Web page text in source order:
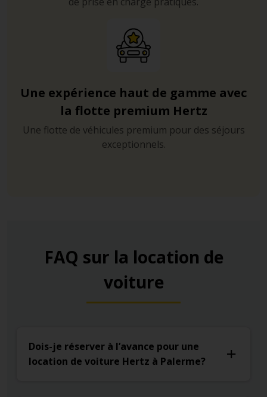
Une expérience haut de gamme avec
la flotte premium Hertz
Une flotte de véhicules premium pour des séjours
exceptionnels.
FAQ sur la location de
voiture
Dois-je réserver à l’avance pour une
location de voiture Hertz à Palerme?